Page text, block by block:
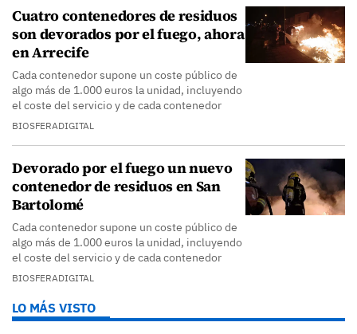
Cuatro contenedores de residuos
son devorados por el fuego, ahora
en Arrecife
Cada contenedor supone un coste público de
algo más de 1.000 euros la unidad, incluyendo
el coste del servicio y de cada contenedor
BIOSFERADIGITAL
Devorado por el fuego un nuevo
contenedor de residuos en San
Bartolomé
Cada contenedor supone un coste público de
algo más de 1.000 euros la unidad, incluyendo
el coste del servicio y de cada contenedor
BIOSFERADIGITAL
LO MÁS VISTO